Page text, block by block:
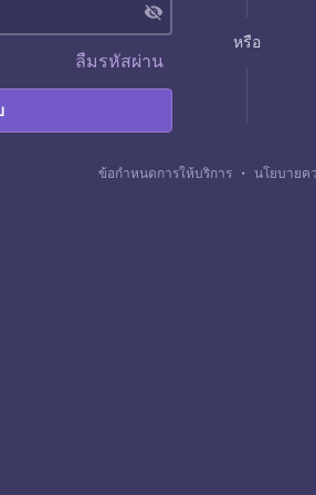
visibility_off
ลืมรหัสผ่าน
หรือ
ข้อกำหนดการให้บริการ ・ นโยบายค